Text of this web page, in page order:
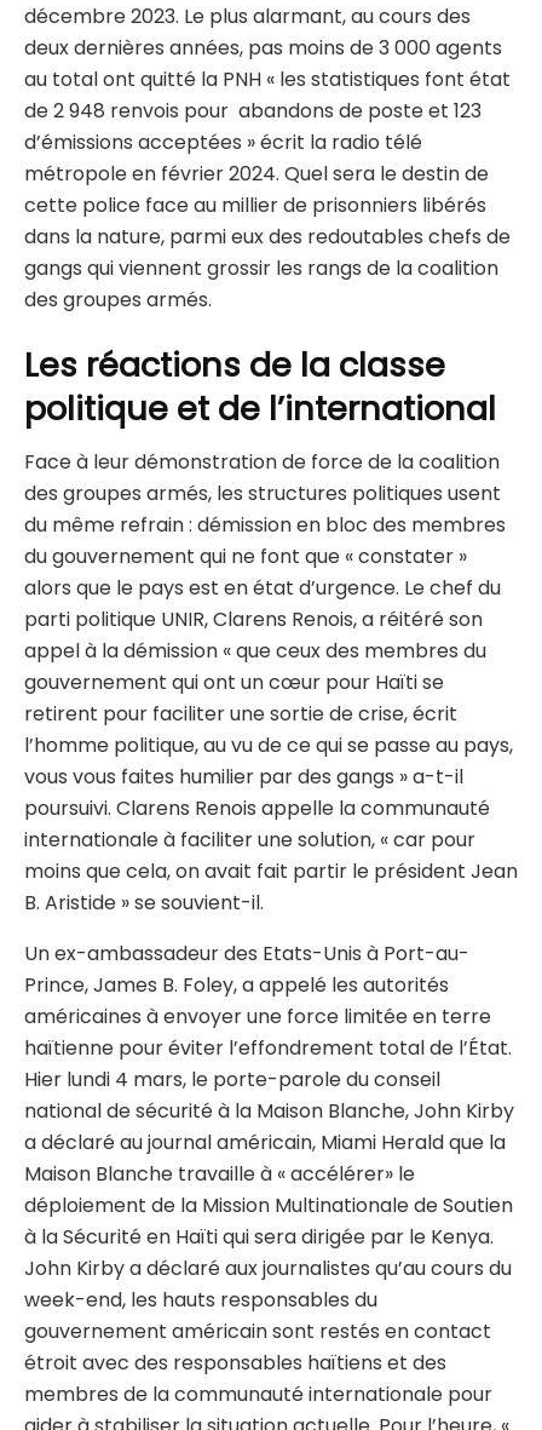
décembre 2023. Le plus alarmant, au cours des
deux dernières années, pas moins de 3 000 agents
au total ont quitté la PNH « les statistiques font état
de 2 948 renvois pour abandons de poste et 123
d’émissions acceptées » écrit la radio télé
métropole en février 2024. Quel sera le destin de
cette police face au millier de prisonniers libérés
dans la nature, parmi eux des redoutables chefs de
gangs qui viennent grossir les rangs de la coalition
des groupes armés.
Les réactions de la classe
politique et de l’international
Face à leur démonstration de force de la coalition
des groupes armés, les structures politiques usent
du même refrain : démission en bloc des membres
du gouvernement qui ne font que « constater »
alors que le pays est en état d’urgence. Le chef du
parti politique UNIR, Clarens Renois, a réitéré son
appel à la démission « que ceux des membres du
gouvernement qui ont un cœur pour Haïti se
retirent pour faciliter une sortie de crise, écrit
l’homme politique, au vu de ce qui se passe au pays,
vous vous faites humilier par des gangs » a-t-il
poursuivi. Clarens Renois appelle la communauté
internationale à faciliter une solution, « car pour
moins que cela, on avait fait partir le président Jean
B. Aristide » se souvient-il.
Un ex-ambassadeur des Etats-Unis à Port-au-
Prince, James B. Foley, a appelé les autorités
américaines à envoyer une force limitée en terre
haïtienne pour éviter l’effondrement total de l’État.
Hier lundi 4 mars, le porte-parole du conseil
national de sécurité à la Maison Blanche, John Kirby
a déclaré au journal américain, Miami Herald que la
Maison Blanche travaille à « accélérer» le
déploiement de la Mission Multinationale de Soutien
à la Sécurité en Haïti qui sera dirigée par le Kenya.
John Kirby a déclaré aux journalistes qu’au cours du
week-end, les hauts responsables du
gouvernement américain sont restés en contact
étroit avec des responsables haïtiens et des
membres de la communauté internationale pour